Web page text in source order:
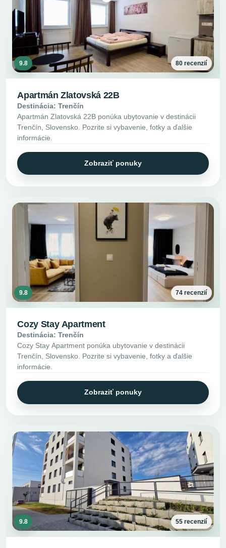
9.8 80 recenzií
Apartmán Zlatovská 22B
Destinácia: Trenčín
Apartmán Zlatovská 22B ponúka ubytovanie v destinácii
Trenčín, Slovensko. Pozrite si vybavenie, fotky a ďalšie
informácie.
Zobraziť ponuky
9.8 74 recenzií
Cozy Stay Apartment
Destinácia: Trenčín
Cozy Stay Apartment ponúka ubytovanie v destinácii
Trenčín, Slovensko. Pozrite si vybavenie, fotky a ďalšie
informácie.
Zobraziť ponuky
9.8 55 recenzií